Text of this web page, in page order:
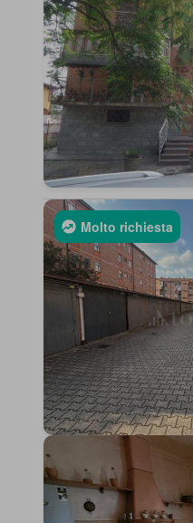
Molto richiesta